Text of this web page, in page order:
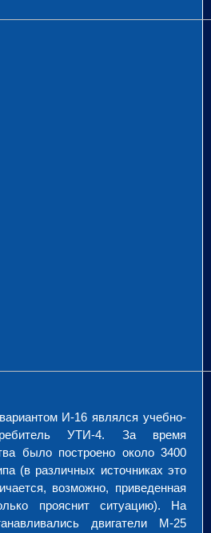
И-16 являлся учебно-
УТИ-4. За время
было построено около 3400
(в различных источниках это
возможно, приведенная
прояснит ситуацию). На
двигатели М-25